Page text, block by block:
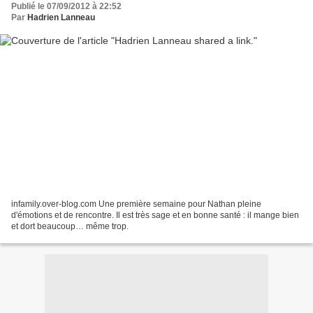
Publié le 07/09/2012 à 22:52
Par Hadrien Lanneau
infamily.over-blog.com Une première semaine pour Nathan pleine
d'émotions et de rencontre. Il est très sage et en bonne santé : il mange bien
et dort beaucoup… même trop.